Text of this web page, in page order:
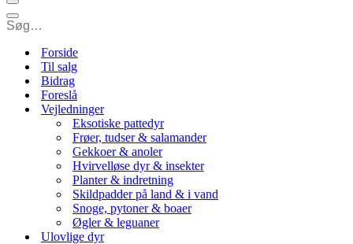
Navigation
menu
Navigation
menu
Forside
Til salg
Bidrag
Foreslå
Vejledninger
Eksotiske pattedyr
Frøer, tudser & salamander
Gekkoer & anoler
Hvirvelløse dyr & insekter
Planter & indretning
Skildpadder på land & i vand
Snoge, pytoner & boaer
Øgler & leguaner
Ulovlige dyr